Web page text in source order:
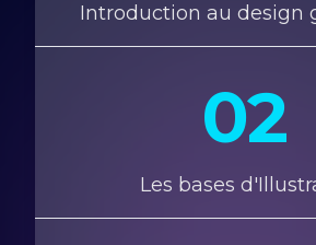
Introduction au design
02
Les bases